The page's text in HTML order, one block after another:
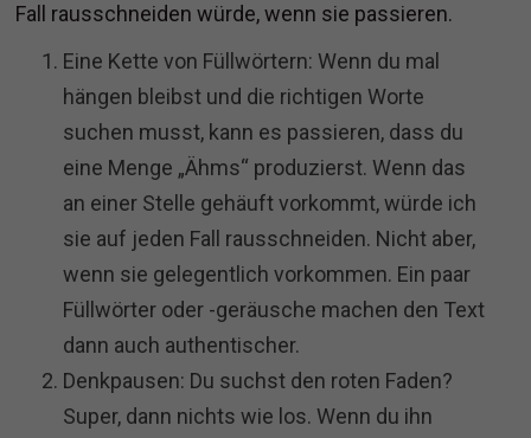
Fall rausschneiden würde, wenn sie passieren.
Eine Kette von Füllwörtern: Wenn du mal
hängen bleibst und die richtigen Worte
suchen musst, kann es passieren, dass du
eine Menge „Ähms“ produzierst. Wenn das
an einer Stelle gehäuft vorkommt, würde ich
sie auf jeden Fall rausschneiden. Nicht aber,
wenn sie gelegentlich vorkommen. Ein paar
Füllwörter oder -geräusche machen den Text
dann auch authentischer.
Denkpausen: Du suchst den roten Faden?
Super, dann nichts wie los. Wenn du ihn